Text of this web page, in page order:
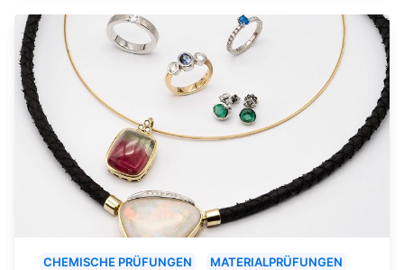
CHEMISCHE PRÜFUNGEN
MATERIALPRÜFUNGEN